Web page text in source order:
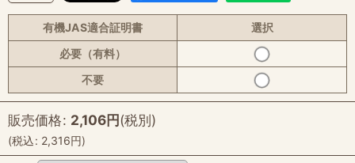
有機JAS適合証明書
選択
必要（有料）
不要
販売価格: 2,106円(税別)
(税込: 2,316円)